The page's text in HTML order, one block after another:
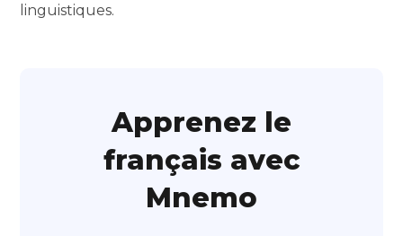
linguistiques.
Apprenez le
français avec
Mnemo